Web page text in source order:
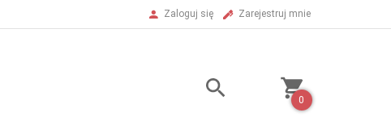
Zaloguj się Zarejestruj mnie
0